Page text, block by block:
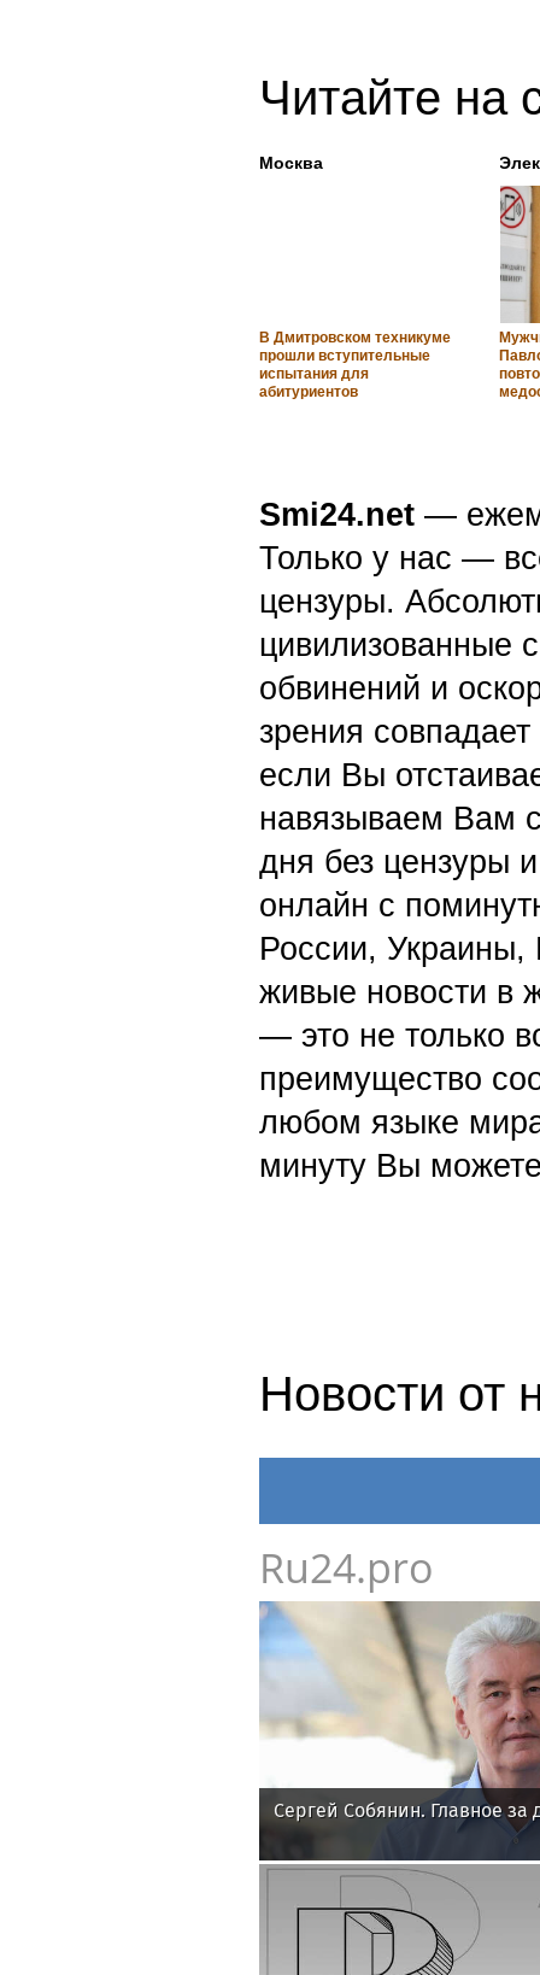
Читайте на
Москва
В Дмитровском техникуме
прошли вступительные
испытания для
абитуриентов
Smi24.net —
Только у нас —
цензуры.
цивилизованные
обвинений и
зрения
если Вы
навязываем Вам
дня без цензуры
онлайн с
России,
живые новости в
— это не только
преимущество
любом языке
минуту Вы
Новости от
Ru24.pro
Сергей Собянин. Главное за